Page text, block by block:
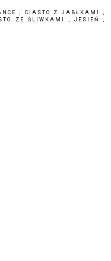
, CIASTO Z JABŁKAMI,
ZE ŚLIWKAMI ,JESIEŃ,